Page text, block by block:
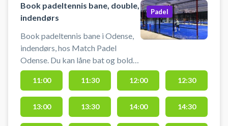
Book padeltennis bane, double,
indendørs
Book padeltennis bane i Odense,
indendørs, hos Match Padel
Odense. Du kan låne bat og bolde
på stedet. Padelcenteret ligger
centralt placeret i Odense ved
siden af Bauhaus, Leo’s Legeland,
Plantorama og øvrige
indkøbsfaciliteter.
Padel
11:00 11:30 12:00 12:30
13:00 13:30 14:00 14:30